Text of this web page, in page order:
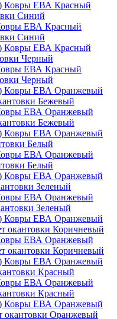
ЕВА Красный
Синий
ЕВА Красный
Черный
ЕВА Оранжевый
Бежевый
ЕВА Оранжевый
Белый
ЕВА Оранжевый
Зеленый
ЕВА Оранжевый
окантовки Коричневый
ЕВА Оранжевый
Красный